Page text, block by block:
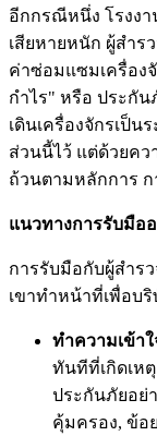
อีกกรณีหนึ่ง โรงง
เสียหายหนัก ผู้สำร
ค่าซ่อมแซมเครื่อง
กำไร" หรือ ประกัน
เดินเครื่องจักรเป็
ส่วนนี้ไว้ แต่ด้วยค
ถ้วนตามหลักการ ก
แนวทางการรับมือ
การรับมือกับผู้สำร
เขาทำหน้าที่เพื่อบ
ทำความเข้า
ทันทีที่เกิดเห
ประกันภัยอย่
คุ้มครอง, ข้อ